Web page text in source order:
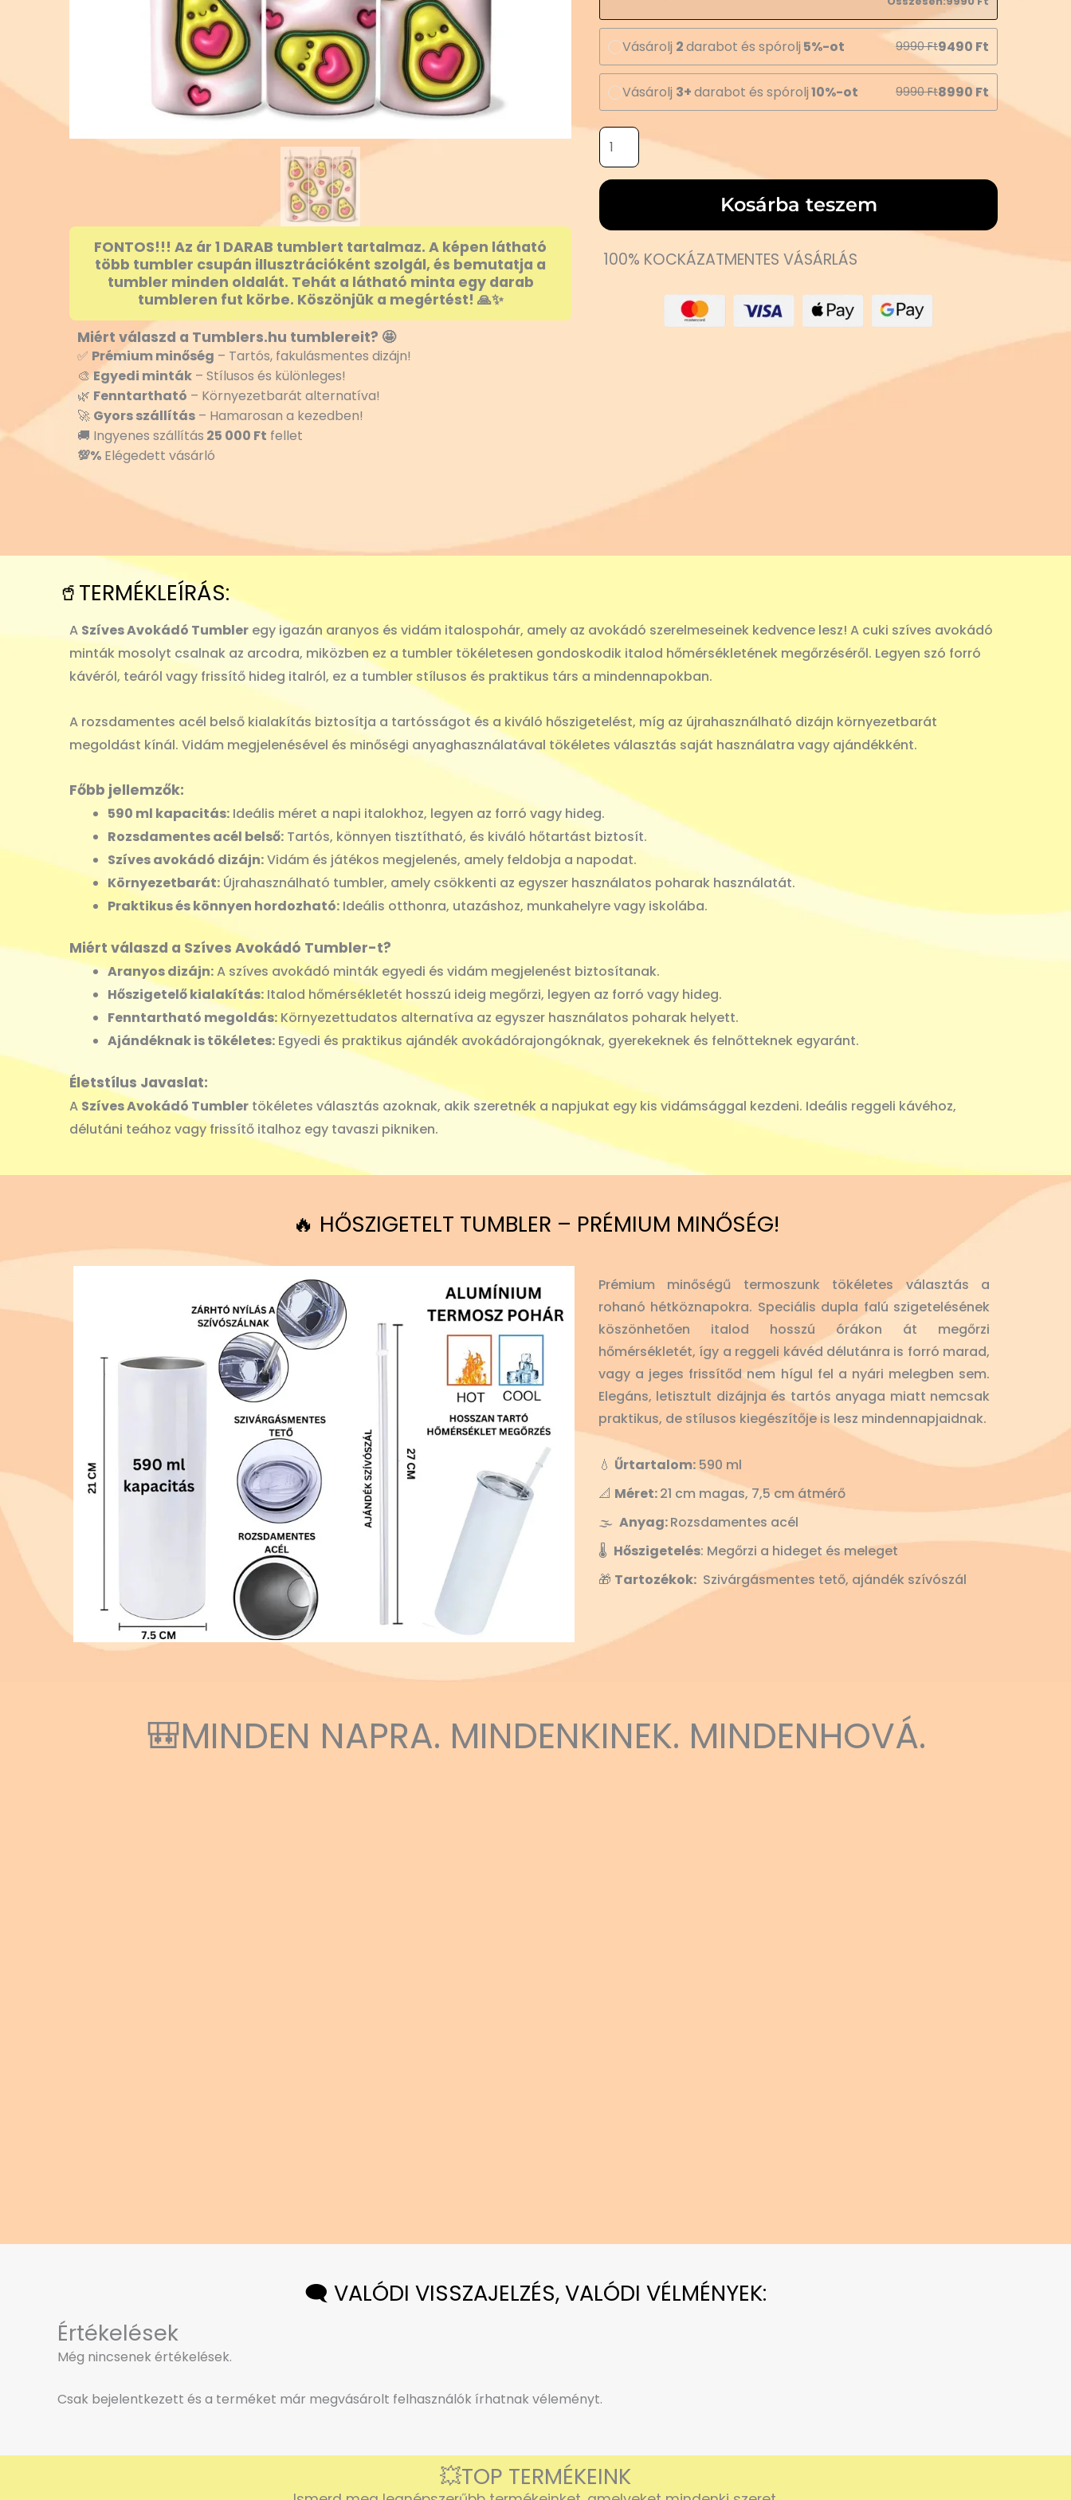
FONTOS!!! Az ár 1 DARAB tumblert tartalmaz. A képen látható
több tumbler csupán illusztrációként szolgál, és bemutatja a
tumbler minden oldalát. Tehát a látható minta egy darab
tumbleren fut körbe. Köszönjük a megértést! 🙏✨
Miért válaszd a Tumblers.hu tumblereit? 🤩
✅ Prémium minőség – Tartós, fakulásmentes dizájn!
🎨 Egyedi minták – Stílusos és különleges!
🌿 Fenntartható – Környezetbarát alternatíva!
🚀 Gyors szállítás – Hamarosan a kezedben!
🚚 Ingyenes szállítás 25 000 Ft fellet
💯% Elégedett vásárló
Vásárolj 2darabot és spórolj 5%-ot 9990Ft9490 Ft
Vásárolj 3+darabot és spórolj10%-ot 9990Ft8990 Ft
Kosárba teszem
100% KOCKÁZATMENTES VÁSÁRLÁS
🥤TERMÉKLEÍRÁS:
A Szíves Avokádó Tumbler egy igazán aranyos és vidám italospohár, amely az avokádó szerelmeseinek kedvence lesz! A cuki szíves avokádó
minták mosolyt csalnak az arcodra, miközben ez a tumbler tökéletesen gondoskodik italod hőmérsékletének megőrzéséről. Legyen szó forró
kávéról, teáról vagy frissítő hideg italról, ez a tumbler stílusos és praktikus társ a mindennapokban.
A rozsdamentes acél belső kialakítás biztosítja a tartósságot és a kiváló hőszigetelést, míg az újrahasználható dizájn környezetbarát
megoldást kínál. Vidám megjelenésével és minőségi anyaghasználatával tökéletes választás saját használatra vagy ajándékként.
Főbb jellemzők:
590 ml kapacitás: Ideális méret a napi italokhoz, legyen az forró vagy hideg.
Rozsdamentes acél belső: Tartós, könnyen tisztítható, és kiváló hőtartást biztosít.
Szíves avokádó dizájn:Vidám és játékos megjelenés, amely feldobja a napodat.
Környezetbarát: Újrahasználható tumbler, amely csökkenti az egyszer használatos poharak használatát.
Praktikus és könnyen hordozható: Ideális otthonra, utazáshoz, munkahelyre vagy iskolába.
Miért válaszd a Szíves Avokádó Tumbler-t?
Aranyos dizájn:A szíves avokádó minták egyedi és vidám megjelenést biztosítanak.
Hőszigetelő kialakítás: Italod hőmérsékletét hosszú ideig megőrzi, legyen az forró vagy hideg.
Fenntartható megoldás: Környezettudatos alternatíva az egyszer használatos poharak helyett.
Ajándéknak is tökéletes: Egyedi és praktikus ajándék avokádórajongóknak, gyerekeknek és felnőtteknek egyaránt.
Életstílus Javaslat:
A Szíves Avokádó Tumbler tökéletes választás azoknak, akik szeretnék a napjukat egy kis vidámsággal kezdeni. Ideális reggeli kávéhoz,
délutáni teához vagy frissítő italhoz egy tavaszi pikniken.
🔥 HŐSZIGETELT TUMBLER – PRÉMIUM MINŐSÉG!
Prémium minőségű termoszunk tökéletes választás a
rohanó hétköznapokra. Speciális dupla falú szigetelésének
köszönhetően italod hosszú órákon át megőrzi
hőmérsékletét, így a reggeli kávéd délutánra is forró marad,
vagy a jeges frissítőd nem hígul fel a nyári melegben sem.
Elegáns, letisztult dizájnja és tartós anyaga miatt nemcsak
praktikus, de stílusos kiegészítője is lesz mindennapjaidnak.
💧 Űrtartalom: 590 ml
📐 Méret:21 cm magas, 7,5 cm átmérő
🌫️ Anyag:Rozsdamentes acél
🌡️ Hőszigetelés: Megőrzi a hideget és meleget
🎁 Tartozékok: Szivárgásmentes tető, ajándék szívószál
🎒MINDEN NAPRA. MINDENKINEK. MINDENHOVÁ.
🗨️ VALÓDI VISSZAJELZÉS, VALÓDI VÉLMÉNYEK:
Értékelések
Még nincsenek értékelések.
Csak bejelentkezett és a terméket már megvásárolt felhasználók írhatnak véleményt.
💥TOP TERMÉKEINK